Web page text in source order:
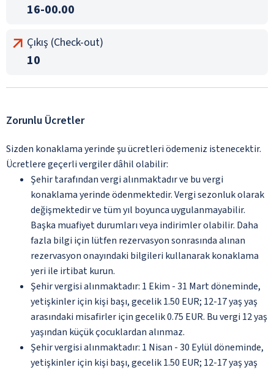
16-00.00
Çıkış (Check-out)
10
Zorunlu Ücretler
Sizden konaklama yerinde şu ücretleri ödemeniz istenecektir.
Ücretlere geçerli vergiler dâhil olabilir:
Şehir tarafından vergi alınmaktadır ve bu vergi
konaklama yerinde ödenmektedir. Vergi sezonluk olarak
değişmektedir ve tüm yıl boyunca uygulanmayabilir.
Başka muafiyet durumları veya indirimler olabilir. Daha
fazla bilgi için lütfen rezervasyon sonrasında alınan
rezervasyon onayındaki bilgileri kullanarak konaklama
yeri ile irtibat kurun.
Şehir vergisi alınmaktadır: 1 Ekim - 31 Mart döneminde,
yetişkinler için kişi başı, gecelik 1.50 EUR; 12-17 yaş yaş
arasındaki misafirler için gecelik 0.75 EUR. Bu vergi 12 yaş
yaşından küçük çocuklardan alınmaz.
Şehir vergisi alınmaktadır: 1 Nisan - 30 Eylül döneminde,
yetişkinler için kişi başı, gecelik 1.50 EUR; 12-17 yaş yaş